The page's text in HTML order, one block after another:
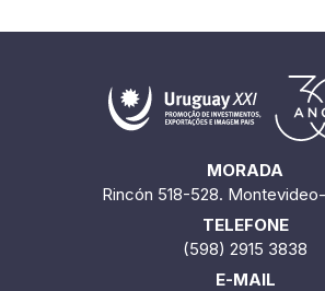
MORADA
Rincón 518-528.
TELEFONE
(598) 2915 3838
E-MAIL